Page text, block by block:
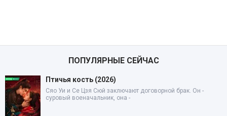
ПОПУЛЯРНЫЕ СЕЙЧАС
Птичья кость (2026)
Сяо Уи и Се Цзя Сюй заключают договорной брак. Он -
суровый военачальник, она -